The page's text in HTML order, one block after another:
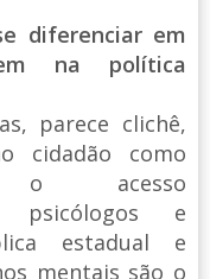
diferenciar em
na política
parece clichê,
cidadão como
o acesso
psicólogos e
estadual e
mentais são o